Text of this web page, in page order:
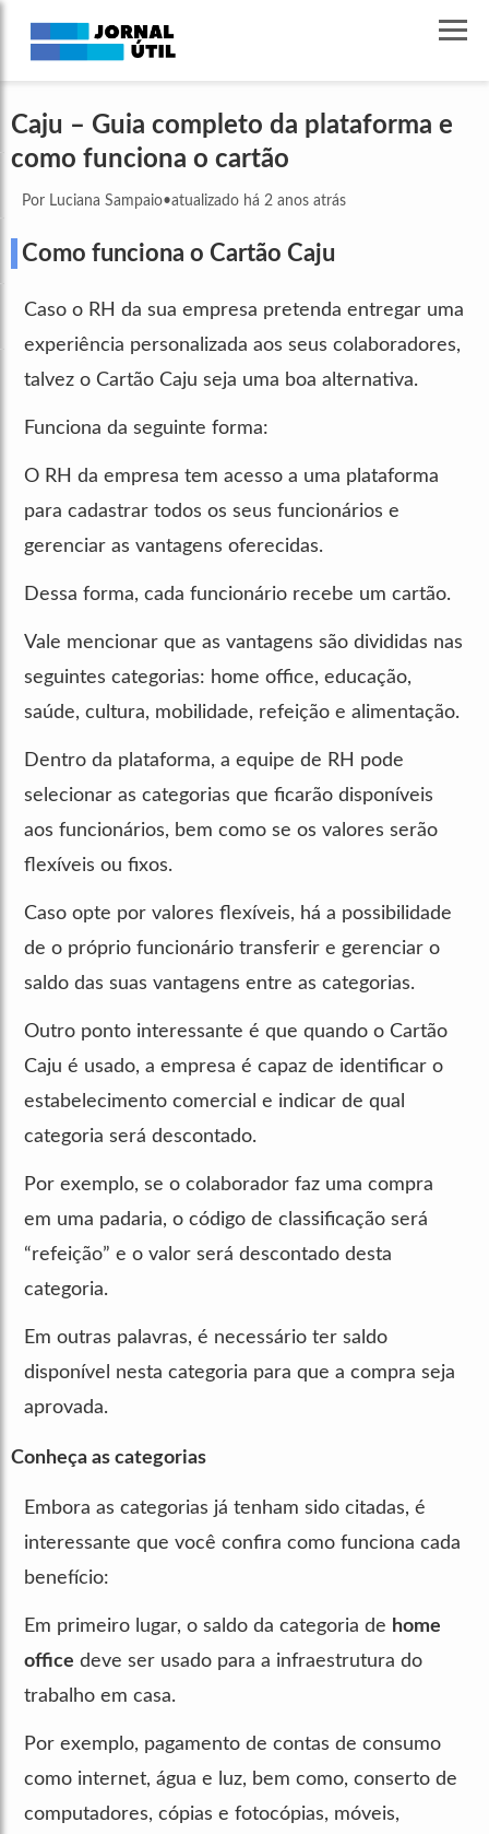
Caju – Guia completo da plataforma e
como funciona o cartão
Por Luciana Sampaio•atualizado há 2 anos atrás
Como funciona o Cartão Caju
Caso o RH da sua empresa pretenda entregar uma
experiência personalizada aos seus colaboradores,
talvez o Cartão Caju seja uma boa alternativa.
Funciona da seguinte forma:
O RH da empresa tem acesso a uma plataforma
para cadastrar todos os seus funcionários e
gerenciar as vantagens oferecidas.
Dessa forma, cada funcionário recebe um cartão.
Vale mencionar que as vantagens são divididas nas
seguintes categorias: home office, educação,
saúde, cultura, mobilidade, refeição e alimentação.
Dentro da plataforma, a equipe de RH pode
selecionar as categorias que ficarão disponíveis
aos funcionários, bem como se os valores serão
flexíveis ou fixos.
Caso opte por valores flexíveis, há a possibilidade
de o próprio funcionário transferir e gerenciar o
saldo das suas vantagens entre as categorias.
Outro ponto interessante é que quando o Cartão
Caju é usado, a empresa é capaz de identificar o
estabelecimento comercial e indicar de qual
categoria será descontado.
Por exemplo, se o colaborador faz uma compra
em uma padaria, o código de classificação será
“refeição” e o valor será descontado desta
categoria.
Em outras palavras, é necessário ter saldo
disponível nesta categoria para que a compra seja
aprovada.
Conheça as categorias
Embora as categorias já tenham sido citadas, é
interessante que você confira como funciona cada
benefício:
Em primeiro lugar, o saldo da categoria de home
office deve ser usado para a infraestrutura do
trabalho em casa.
Por exemplo, pagamento de contas de consumo
como internet, água e luz, bem como, conserto de
computadores, cópias e fotocópias, móveis,